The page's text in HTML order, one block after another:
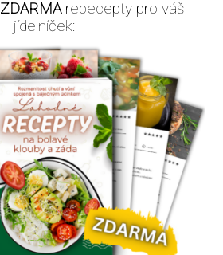
ZDARMArepecepty pro váš
jídelníček: